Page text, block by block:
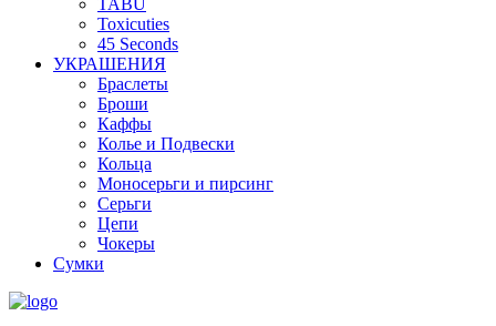
Toxicuties
45 Seconds
УКРАШЕНИЯ
Браслеты
Броши
Каффы
Колье и Подвески
Кольца
Моносерьги и пирсинг
Серьги
Цепи
Чокеры
Сумки